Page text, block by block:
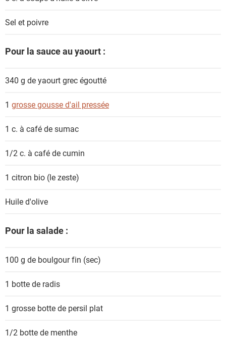
Sel et poivre
Pour la sauce au yaourt :
340 g de yaourt grec égoutté
1 grosse gousse d'ail pressée
1 c. à caféde sumac
1/2 c. à caféde cumin
1 citron bio (le zeste)
Huile d'olive
Pour la salade :
100 g de boulgour fin (sec)
1 bottede radis
1 grosse bottede persil plat
1/2 bottede menthe